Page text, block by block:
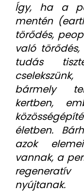
Így, ha a
mentén
törődés,
való
tudás
bármely
kertben,
életben.
azok
vannak, a
nyújtanak.